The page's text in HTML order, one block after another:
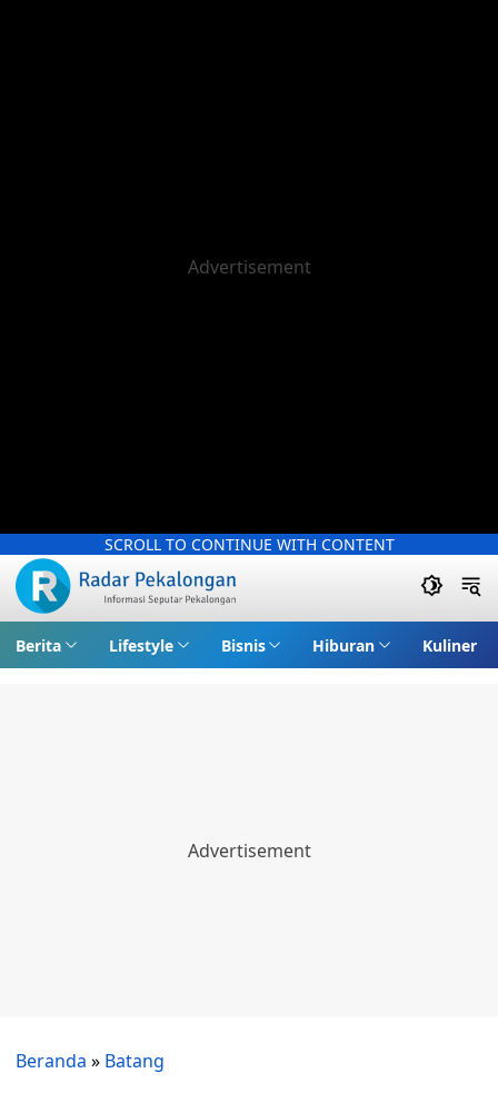
SCROLL TO CONTINUE WITH CONTENT
Berita Lifestyle Bisnis Hiburan Kuliner
Beranda » Batang